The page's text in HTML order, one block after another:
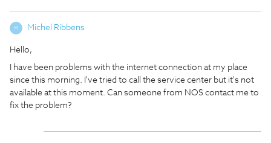
M Michel Ribbens
Hello,
I have been problems with the internet connection at my place
since this morning. I've tried to call the service center but it's not
available at this moment. Can someone from NOS contact me to
fix the problem?